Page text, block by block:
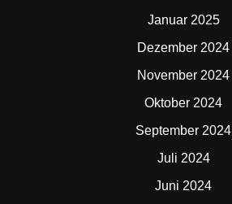
Januar 2025
Dezember 2024
November 2024
Oktober 2024
September 2024
Juli 2024
Juni 2024